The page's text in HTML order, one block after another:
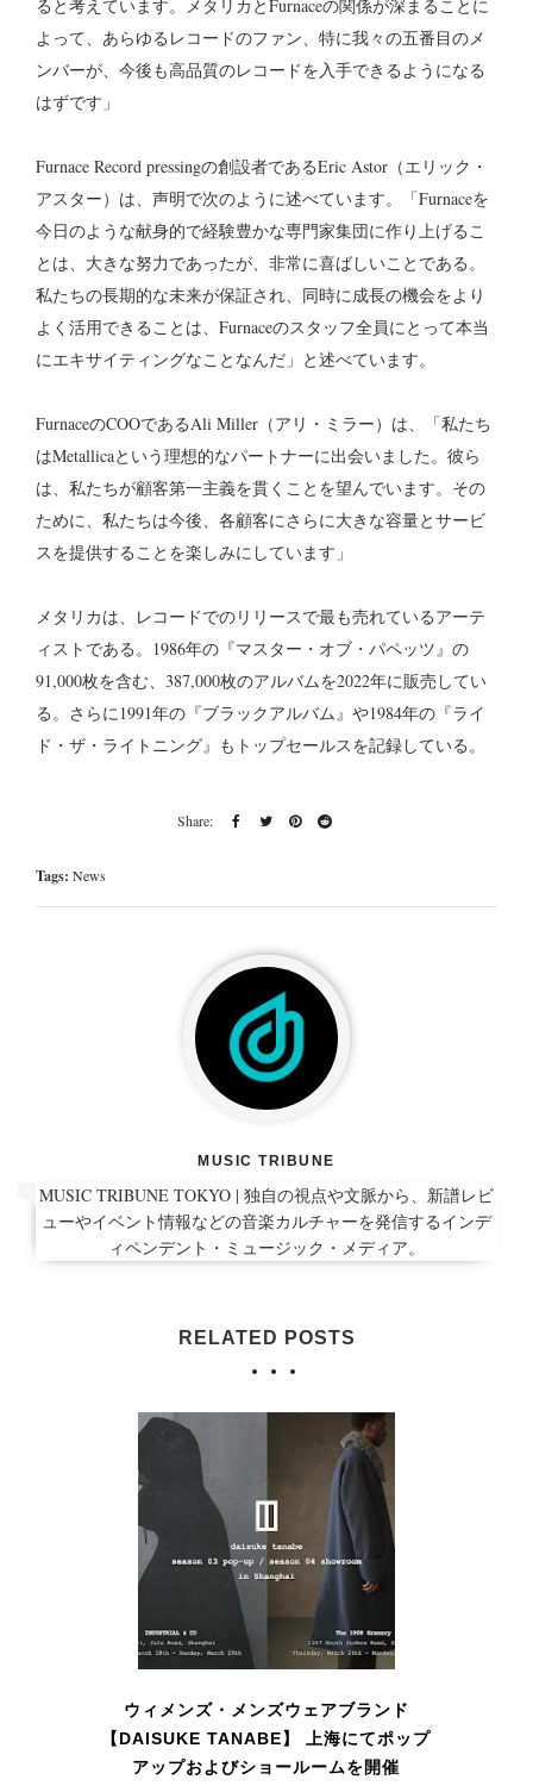
ると考えています。メタリカとFurnaceの関係が深まることに
よって、あらゆるレコードのファン、特に我々の五番目のメ
ンバーが、今後も高品質のレコードを入手できるようになる
はずです」
Furnace Record pressingの創設者であるEric Astor（エリック・
アスター）は、声明で次のように述べています。「Furnaceを
今日のような献身的で経験豊かな専門家集団に作り上げるこ
とは、大きな努力であったが、非常に喜ばしいことである。
私たちの長期的な未来が保証され、同時に成長の機会をより
よく活用できることは、Furnaceのスタッフ全員にとって本当
にエキサイティングなことなんだ」と述べています。
FurnaceのCOOであるAli Miller（アリ・ミラー）は、「私たち
はMetallicaという理想的なパートナーに出会いました。彼ら
は、私たちが顧客第一主義を貫くことを望んでいます。その
ために、私たちは今後、各顧客にさらに大きな容量とサービ
スを提供することを楽しみにしています」
メタリカは、レコードでのリリースで最も売れているアーテ
ィストである。1986年の『マスター・オブ・パペッツ』の
91,000枚を含む、387,000枚のアルバムを2022年に販売してい
る。さらに1991年の『ブラックアルバム』や1984年の『ライ
ド・ザ・ライトニング』もトップセールスを記録している。
Tags: News
MUSIC TRIBUNE
MUSIC TRIBUNE TOKYO | 独自の視点や文脈から、新譜レビ
ューやイベント情報などの音楽カルチャーを発信するインデ
ィペンデント・ミュージック・メディア。
RELATED POSTS
ウィメンズ・メンズウェアブランド
【DAISUKE TANABE】 上海にてポップ
アップおよびショールームを開催